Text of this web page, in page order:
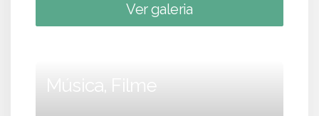
Ver galeria
Música, Filme